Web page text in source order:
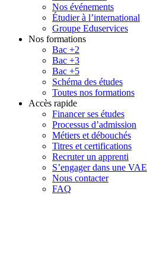
Nos événements
Étudier à l’international
Groupe Eduservices
Nos formations
Bac +2
Bac +3
Bac +5
Schéma des études
Toutes nos formations
Accès rapide
Financer ses études
Processus d’admission
Métiers et débouchés
Titres et certifications
Recruter un apprenti
S’engager dans une VAE
Nous contacter
FAQ